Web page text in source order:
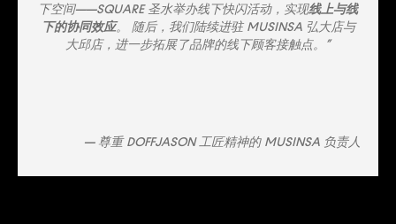
下空间——SQUARE 圣水举办线下快闪活动，实现线上与线
下的协同效应。 随后，我们陆续进驻 MUSINSA 弘大店与
大邱店，进一步拓展了品牌的线下顾客接触点。”
— 尊重 DOFFJASON 工匠精神的 MUSINSA 负责人